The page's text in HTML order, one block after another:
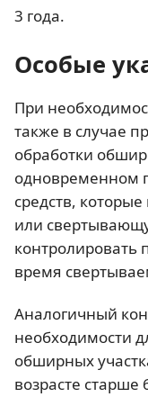
3 года.
Особые
При
также в случае
обработки
одновременном
средств,
или
контролировать
время
Аналогичный
необходимости
обширных
возрасте